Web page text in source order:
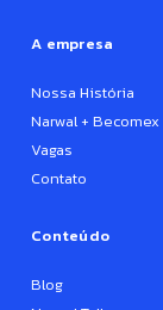
A empresa
Nossa História
Narwal + Becomex
Vagas
Contato
Conteúdo
Blog